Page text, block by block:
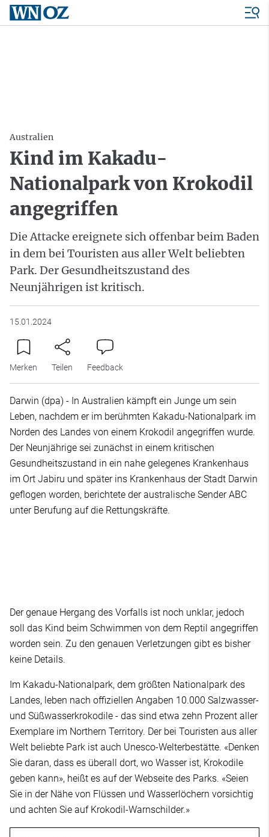
Australien
Kind im Kakadu-
Nationalpark von Krokodil
angegriffen
Die Attacke ereignete sich offenbar beim Baden
in dem bei Touristen aus aller Welt beliebten
Park. Der Gesundheitszustand des
Neunjährigen ist kritisch.
15.01.2024
Merken Teilen Feedback
Darwin (dpa) - In Australien kämpft ein Junge um sein
Leben, nachdem er im berühmten Kakadu-Nationalpark im
Norden des Landes von einem Krokodil angegriffen wurde.
Der Neunjährige sei zunächst in einem kritischen
Gesundheitszustand in ein nahe gelegenes Krankenhaus
im Ort Jabiru und später ins Krankenhaus der Stadt Darwin
geflogen worden, berichtete der australische Sender ABC
unter Berufung auf die Rettungskräfte.
Der genaue Hergang des Vorfalls ist noch unklar, jedoch
soll das Kind beim Schwimmen von dem Reptil angegriffen
worden sein. Zu den genauen Verletzungen gibt es bisher
keine Details.
Im Kakadu-Nationalpark, dem größten Nationalpark des
Landes, leben nach offiziellen Angaben 10.000 Salzwasser-
und Süßwasserkrokodile - das sind etwa zehn Prozent aller
Exemplare im Northern Territory. Der bei Touristen aus aller
Welt beliebte Park ist auch Unesco-Welterbestätte. «Denken
Sie daran, dass es überall dort, wo Wasser ist, Krokodile
geben kann», heißt es auf der Webseite des Parks. «Seien
Sie in der Nähe von Flüssen und Wasserlöchern vorsichtig
und achten Sie auf Krokodil-Warnschilder.»